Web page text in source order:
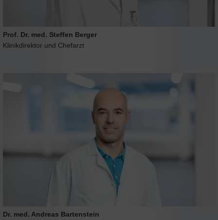
Prof. Dr. med. Steffen Berger
Klinikdirektor und Chefarzt
Dr. med. Andreas Bartenstein